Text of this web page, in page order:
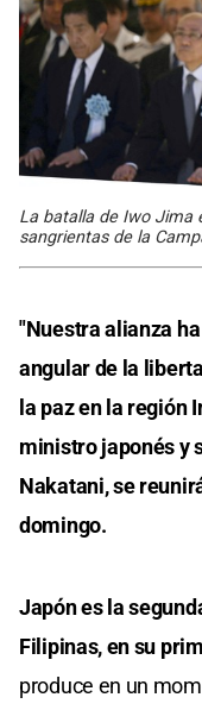
La batalla de Iwo Jima
sangrientas de la
"Nuestra alianza
angular de la
la paz en la región
ministro japonés y
Nakatani, se
domingo.
Japón es la
Filipinas, en su
produce en un